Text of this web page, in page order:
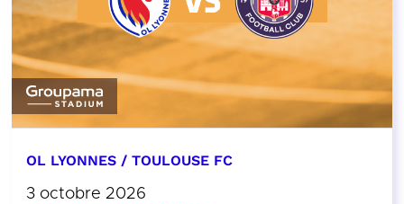
OL LYONNES / TOULOUSE FC
3 octobre 2026